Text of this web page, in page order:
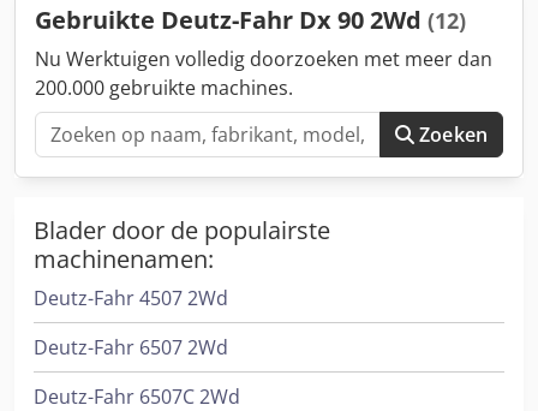
Gebruikte Deutz-Fahr Dx 90 2Wd (12)
Nu Werktuigen volledig doorzoeken met meer dan
200.000 gebruikte machines.
Zoeken
Blader door de populairste
machinenamen:
Deutz-Fahr 4507 2Wd
Deutz-Fahr 6507 2Wd
Deutz-Fahr 6507C 2Wd